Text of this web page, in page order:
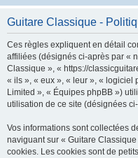
Guitare Classique -
Ces règles expliquent en détail
affiliées (désignés ci-après par «
Classique », « https://
« ils », « eux », « leur », « logiciel
Limited », « Équipes phpBB »)
utilisation de ce site (désignées
Vos informations sont collectées
naviguant sur « Guitare
cookies. Les cookies sont de